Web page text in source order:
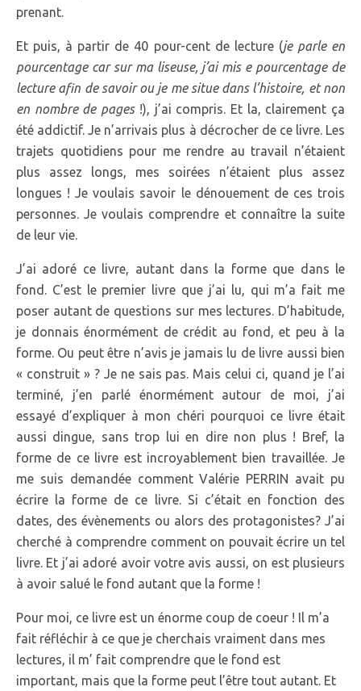
prenant.
Et puis, à partir de 40 pour-cent de lecture (je parle en
pourcentage car sur ma liseuse, j’ai mis e pourcentage de
lecture afin de savoir ou je me situe dans l’histoire, et non
en nombre de pages!), j’ai compris. Et la, clairement ça
été addictif. Je n’arrivais plus à décrocher de ce livre. Les
trajets quotidiens pour me rendre au travail n’étaient
plus assez longs, mes soirées n’étaient plus assez
longues ! Je voulais savoir le dénouement de ces trois
personnes. Je voulais comprendre et connaître la suite
de leur vie.
J’ai adoré ce livre, autant dans la forme que dans le
fond. C’est le premier livre que j’ai lu, qui m’a fait me
poser autant de questions sur mes lectures. D’habitude,
je donnais énormément de crédit au fond, et peu à la
forme. Ou peut être n’avis je jamais lu de livre aussi bien
« construit » ? Je ne sais pas. Mais celui ci, quand je l’ai
terminé, j’en parlé énormément autour de moi, j’ai
essayé d’expliquer à mon chéri pourquoi ce livre était
aussi dingue, sans trop lui en dire non plus ! Bref, la
forme de ce livre est incroyablement bien travaillée. Je
me suis demandée comment Valérie PERRIN avait pu
écrire la forme de ce livre. Si c’était en fonction des
dates, des évènements ou alors des protagonistes? J’ai
cherché à comprendre comment on pouvait écrire un tel
livre. Et j’ai adoré avoir votre avis aussi, on est plusieurs
à avoir salué le fond autant que la forme !
Pour moi, ce livre est un énorme coup de coeur ! Il m’a
fait réfléchir à ce que je cherchais vraiment dans mes
lectures, il m’ fait comprendre que le fond est
important, mais que la forme peut l’être tout autant. Et